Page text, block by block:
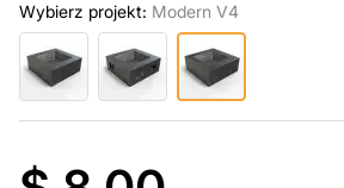
Wybierz projekt: Modern V4